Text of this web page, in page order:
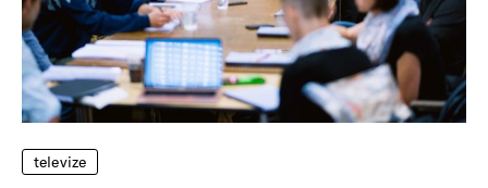
televize